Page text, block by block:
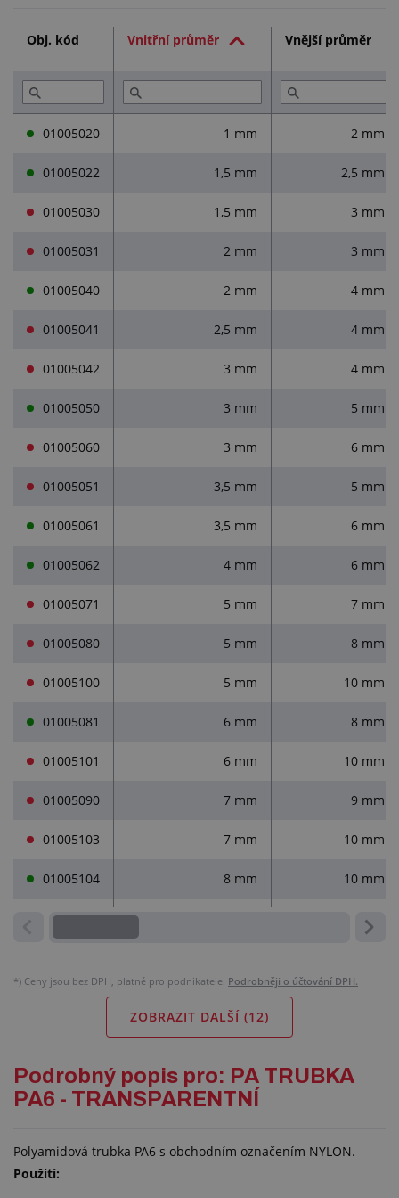
Přečtěte si (3)
Obj. kód Vnitřní průměr Vnější průměr
01005020 1 mm 2 mm
01005022 1,5 mm 2,5 mm
01005030 1,5 mm 3 mm
01005031 2 mm 3 mm
01005040 2 mm 4 mm
01005041 2,5 mm 4 mm
01005042 3 mm 4 mm
01005050 3 mm 5 mm
01005060 3 mm 6 mm
01005051 3,5 mm 5 mm
01005061 3,5 mm 6 mm
01005062 4 mm 6 mm
01005071 5 mm 7 mm
01005080 5 mm 8 mm
01005100 5 mm 10 mm
01005081 6 mm 8 mm
01005101 6 mm 10 mm
01005090 7 mm 9 mm
01005103 7 mm 10 mm
01005104 8 mm 10 mm
*) Ceny jsou bez DPH, platné pro podnikatele. Podrobněji o účtování DPH.
ZOBRAZIT DALŠÍ (12)
Podrobný popis pro: PA TRUBKA
PA6 - TRANSPARENTNÍ
Polyamidová trubka PA6 s obchodním označením NYLON.
Použití: